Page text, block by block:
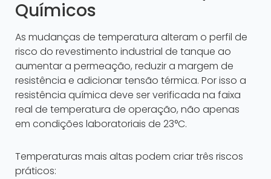
Químicos
As mudanças de temperatura alteram o perfil de
risco do revestimento industrial de tanque ao
aumentar a permeação, reduzir a margem de
resistência e adicionar tensão térmica. Por isso a
resistência química deve ser verificada na faixa
real de temperatura de operação, não apenas
em condições laboratoriais de 23°C.
Temperaturas mais altas podem criar três riscos
práticos: